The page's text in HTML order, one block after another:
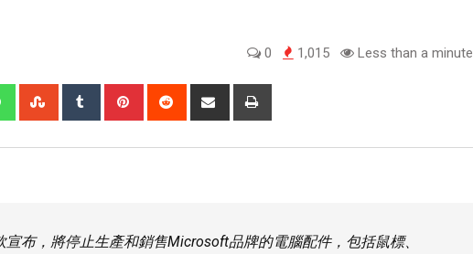
0 1,015 Less than a minute
布，將停止生產和銷售Microsoft品牌的電腦配件，包括鼠標、